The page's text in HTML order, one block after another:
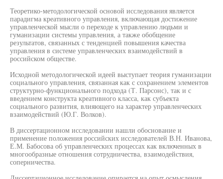
Теоретико-методологической основой исследования является
парадигма креативного управления, включающая достижение
управленческой мысли о переходе к управлению людьми и
гуманизации системы управления, а также обобщение
результатов, связанных с тенденцией повышения качества
управления в системе управленческих взаимодействий в
российском обществе.
Исходной методологической идеей выступает теория гуманизации
социального управления, связанная как с сохранением элементов
структурно-функционального подхода (Т. Парсонс), так и с
введением конструкта креативного класса, как субъекта
социального развития, влияющего на характер управленческих
взаимодействий (Ю.Г. Волков).
В диссертационном исследовании нашли обоснование и
применение положения российских исследователей В.Н. Иванова,
Е.М. Бабосова об управленческих процессах как включенных в
многообразные отношения сотрудничества, взаимодействия,
соперничества.